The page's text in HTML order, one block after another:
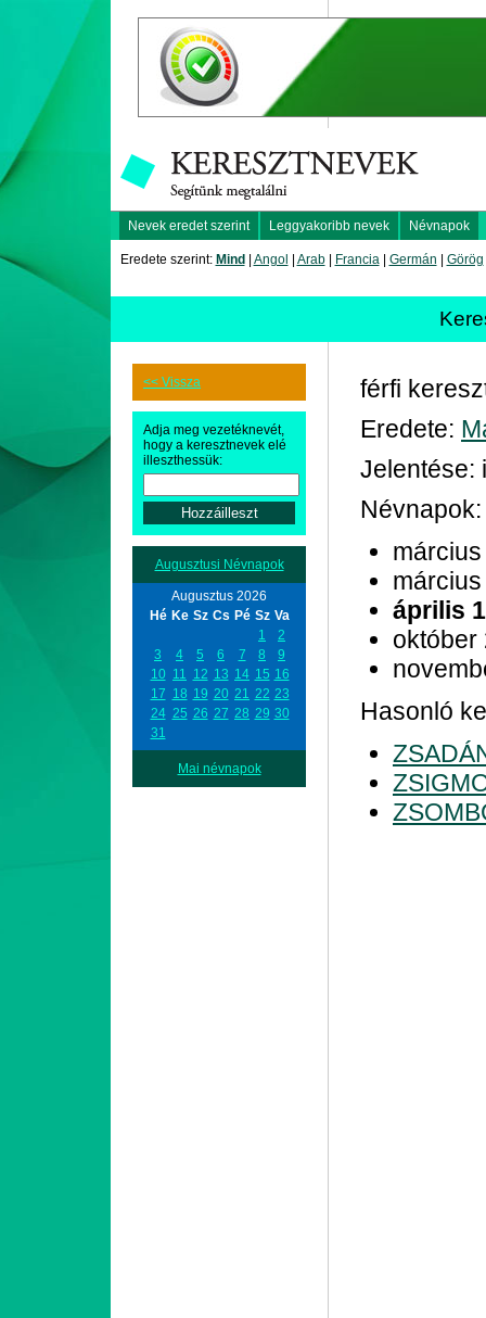
Nevek eredet szerint Leggyakoribb nevek Névnapok
Eredete szerint: Mind Angol Arab| Francia| Germán Görög
<< Vissza
Adja meg vezetéknevét,
hogy a keresztnevek elé
illeszthessük:
Augusztusi Névnapok
Augusztus 2026
Hé Ke Sz Cs Pé Sz Va
1
2
3
4 5 6 7 8
9
10 11 12 13 14 15 16
17 18 19 20 21 22 23
24 25 26 27 28 29 30
31
Mai névnapok
férfi
Eredete:
Jelentése:
Névnapok:
április
október
Hasonló